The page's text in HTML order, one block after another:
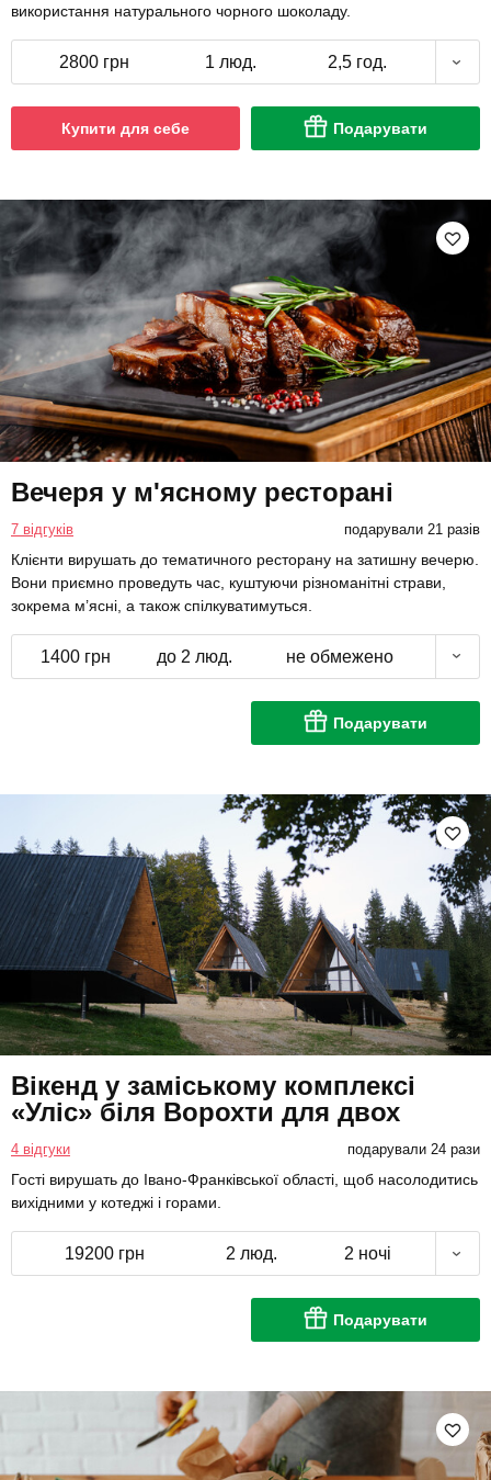
використання натурального чорного шоколаду.
2800 грн 1 люд. 2,5 год.
Купити для себе Подарувати
Вечеря у м'ясному ресторані
7 відгуків подарували 21 разів
Клієнти вирушать до тематичного ресторану на затишну вечерю.
Вони приємно проведуть час, куштуючи різноманітні страви,
зокрема м’ясні, а також спілкуватимуться.
1400 грн до 2 люд. не обмежено
Подарувати
Вікенд у заміському комплексі
«Уліс» біля Ворохти для двох
4 відгуки подарували 24 рази
Гості вирушать до Івано-Франківської області, щоб насолодитись
вихідними у котеджі і горами.
19200 грн 2 люд. 2 ночі
Подарувати